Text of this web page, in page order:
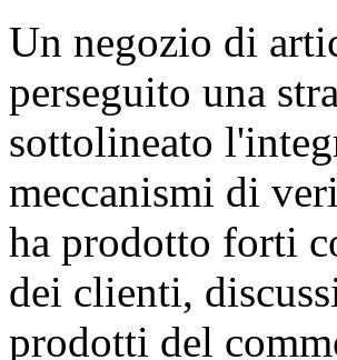
Un negozio di
perseguito una
sottolineato
meccanismi di
ha prodotto forti
dei clienti,
prodotti del